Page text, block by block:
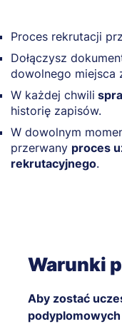
Proces rekrutacji
Dołączysz
dowolnego miejsca
W każdej chwili
historię zapisów.
W dowolnym
przerwany proces
rekrutacyjnego.
Warunki
Aby zostać